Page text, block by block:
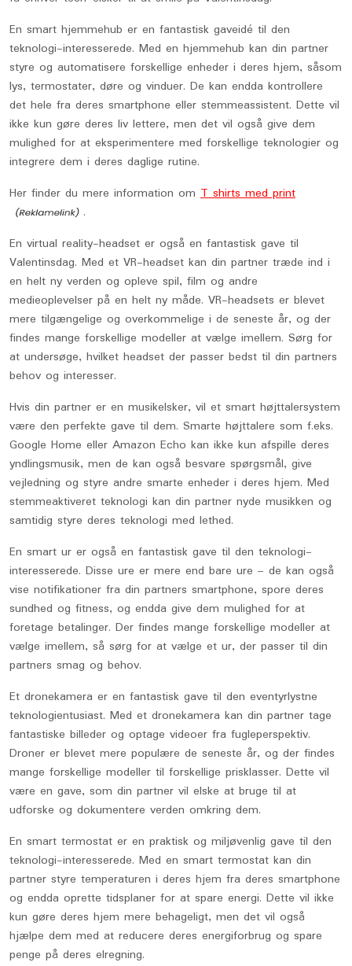
En smart hjemmehub er en fantastisk gaveidé til den
teknologi-interesserede. Med en hjemmehub kan din partner
styre og automatisere forskellige enheder i deres hjem, såsom
lys, termostater, døre og vinduer. De kan endda kontrollere
det hele fra deres smartphone eller stemmeassistent. Dette vil
ikke kun gøre deres liv lettere, men det vil også give dem
mulighed for at eksperimentere med forskellige teknologier og
integrere dem i deres daglige rutine.
Her finder du mere information om T shirts med print
.
En virtual reality-headset er også en fantastisk gave til
Valentinsdag. Med et VR-headset kan din partner træde ind i
en helt ny verden og opleve spil, film og andre
medieoplevelser på en helt ny måde. VR-headsets er blevet
mere tilgængelige og overkommelige i de seneste år, og der
findes mange forskellige modeller at vælge imellem. Sørg for
at undersøge, hvilket headset der passer bedst til din partners
behov og interesser.
Hvis din partner er en musikelsker, vil et smart højttalersystem
være den perfekte gave til dem. Smarte højttalere som f.eks.
Google Home eller Amazon Echo kan ikke kun afspille deres
yndlingsmusik, men de kan også besvare spørgsmål, give
vejledning og styre andre smarte enheder i deres hjem. Med
stemmeaktiveret teknologi kan din partner nyde musikken og
samtidig styre deres teknologi med lethed.
En smart ur er også en fantastisk gave til den teknologi-
interesserede. Disse ure er mere end bare ure – de kan også
vise notifikationer fra din partners smartphone, spore deres
sundhed og fitness, og endda give dem mulighed for at
foretage betalinger. Der findes mange forskellige modeller at
vælge imellem, så sørg for at vælge et ur, der passer til din
partners smag og behov.
Et dronekamera er en fantastisk gave til den eventyrlystne
teknologientusiast. Med et dronekamera kan din partner tage
fantastiske billeder og optage videoer fra fugleperspektiv.
Droner er blevet mere populære de seneste år, og der findes
mange forskellige modeller til forskellige prisklasser. Dette vil
være en gave, som din partner vil elske at bruge til at
udforske og dokumentere verden omkring dem.
En smart termostat er en praktisk og miljøvenlig gave til den
teknologi-interesserede. Med en smart termostat kan din
partner styre temperaturen i deres hjem fra deres smartphone
og endda oprette tidsplaner for at spare energi. Dette vil ikke
kun gøre deres hjem mere behageligt, men det vil også
hjælpe dem med at reducere deres energiforbrug og spare
penge på deres elregning.